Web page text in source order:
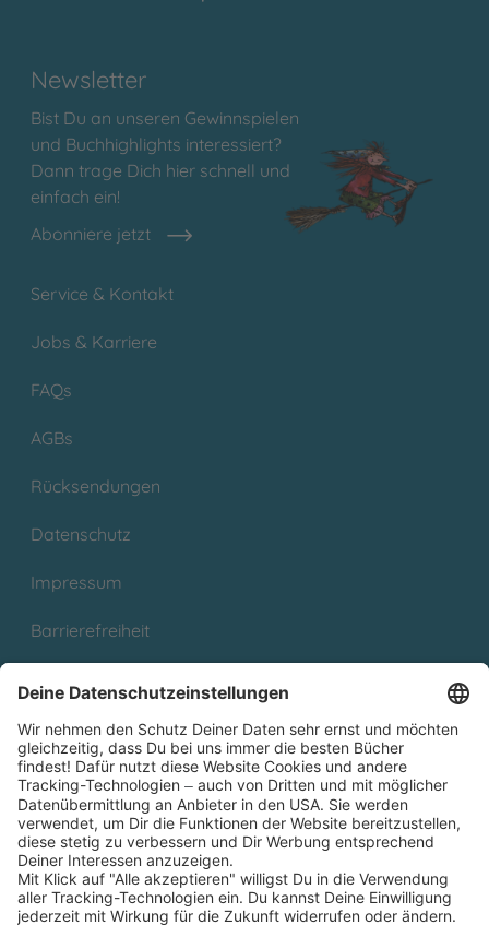
Newsletter
Bist Du an unseren Gewinnspielen
und Buchhighlights interessiert?
Dann trage Dich hier schnell und
einfach ein!
Abonniere jetzt
Service & Kontakt
Jobs & Karriere
FAQs
AGBs
Rücksendungen
Datenschutz
Impressum
Barrierefreiheit
Partnerprogramm (Affiliate)
Folge uns auf
* Versandkostenfrei ab 9,00 € Bestellwert innerhalb